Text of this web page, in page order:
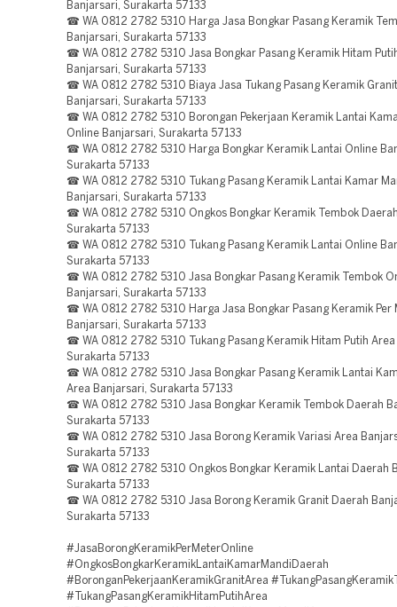
Banjarsari, Surakarta 57133
☎ WA 0812 2782 5310 Harga Jasa Bongkar Pasang Keramik
Banjarsari, Surakarta 57133
☎ WA 0812 2782 5310 Jasa Bongkar Pasang Keramik Hitam
Banjarsari, Surakarta 57133
☎ WA 0812 2782 5310 Biaya Jasa Tukang Pasang Keramik
Banjarsari, Surakarta 57133
☎ WA 0812 2782 5310 Borongan Pekerjaan Keramik Lantai
Online Banjarsari, Surakarta 57133
☎ WA 0812 2782 5310 Harga Bongkar Keramik Lantai Online
Surakarta 57133
☎ WA 0812 2782 5310 Tukang Pasang Keramik Lantai Kamar
Banjarsari, Surakarta 57133
☎ WA 0812 2782 5310 Ongkos Bongkar Keramik Tembok
Surakarta 57133
☎ WA 0812 2782 5310 Tukang Pasang Keramik Lantai Online
Surakarta 57133
☎ WA 0812 2782 5310 Jasa Bongkar Pasang Keramik Tembok
Banjarsari, Surakarta 57133
☎ WA 0812 2782 5310 Harga Jasa Bongkar Pasang Keramik Per
Banjarsari, Surakarta 57133
☎ WA 0812 2782 5310 Tukang Pasang Keramik Hitam Putih
Surakarta 57133
☎ WA 0812 2782 5310 Jasa Bongkar Pasang Keramik Lantai
Area Banjarsari, Surakarta 57133
☎ WA 0812 2782 5310 Jasa Bongkar Keramik Tembok Daerah
Surakarta 57133
☎ WA 0812 2782 5310 Jasa Borong Keramik Variasi Area
Surakarta 57133
☎ WA 0812 2782 5310 Ongkos Bongkar Keramik Lantai Daerah
Surakarta 57133
☎ WA 0812 2782 5310 Jasa Borong Keramik Granit Daerah
Surakarta 57133
#JasaBorongKeramikPerMeterOnline
#OngkosBongkarKeramikLantaiKamarMandiDaerah
#BoronganPekerjaanKeramikGranitArea
#TukangPasangKeramikHitamPutihArea